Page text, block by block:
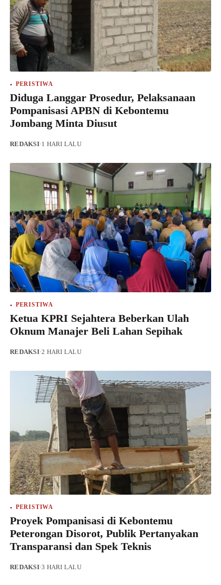
PERISTIWA
Diduga Langgar Prosedur, Pelaksanaan
Pompanisasi APBN di Kebontemu
Jombang Minta Diusut
REDAKSI·1 HARI LALU
PERISTIWA
Ketua KPRI Sejahtera Beberkan Ulah
Oknum Manajer Beli Lahan Sepihak
REDAKSI·2 HARI LALU
PERISTIWA
Proyek Pompanisasi di Kebontemu
Peterongan Disorot, Publik Pertanyakan
Transparansi dan Spek Teknis
REDAKSI·3 HARI LALU